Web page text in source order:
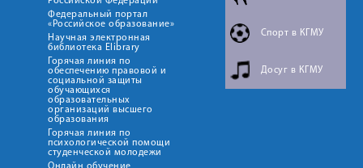
Федеральный портал
«Российское образование»
Научная электронная
библиотека Elibrary
Горячая линия по
обеспечению правовой и
социальной защиты
обучающихся
образовательных
организаций высшего
образования
Горячая линия по
психологической помощи
студенческой молодежи
Спорт в КГМУ
Досуг в КГМУ